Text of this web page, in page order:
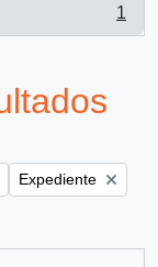
1
Remove filter:
Expediente